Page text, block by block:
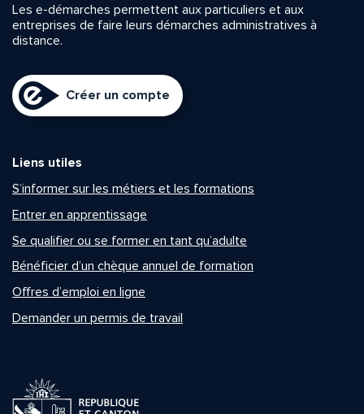
Les e-démarches permettent aux particuliers et aux
entreprises de faire leurs démarches administratives à
distance.
Créer un compte
Liens utiles
S’informer sur les métiers et les formations
Entrer en apprentissage
Se qualifier ou se former en tant qu’adulte
Bénéficier d’un chèque annuel de formation
Offres d’emploi en ligne
Demander un permis de travail